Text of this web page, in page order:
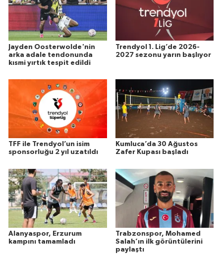
Jayden Oosterwolde'nin
arka adale tendonunda
kısmi yırtık tespit edildi
Trendyol 1. Lig’de 2026-
2027 sezonu yarın başlıyor
TFF ile Trendyol’un isim
sponsorluğu 2 yıl uzatıldı
Kumluca’da 30 Ağustos
Zafer Kupası başladı
Alanyaspor, Erzurum
kampını tamamladı
Trabzonspor, Mohamed
Salah’ın ilk görüntülerini
paylaştı